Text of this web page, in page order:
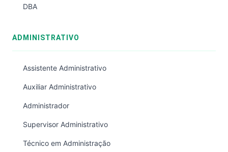
DBA
ADMINISTRATIVO
Assistente Administrativo
Auxiliar Administrativo
Administrador
Supervisor Administrativo
Técnico em Administração